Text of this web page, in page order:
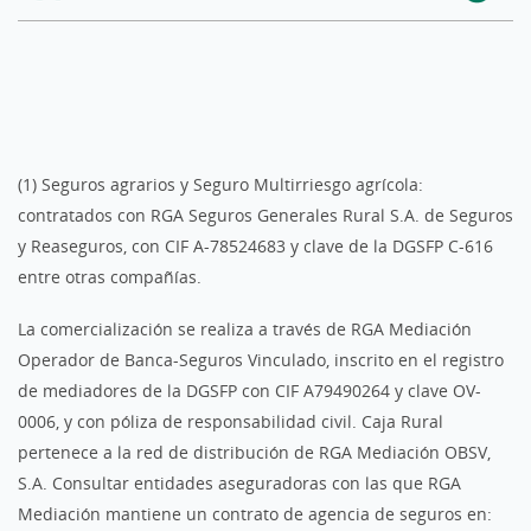
desde esta cuenta?
¿Puedo integrar mis cobros con mi
¿Qué documentación necesito?
(1) Seguros agrarios y Seguro Multirriesgo agrícola:
contratados con RGA Seguros Generales Rural S.A. de Seguros
y Reaseguros, con CIF A-78524683 y clave de la DGSFP C-616
entre otras compañías.
La comercialización se realiza a través de RGA Mediación
Operador de Banca-Seguros Vinculado, inscrito en el registro
de mediadores de la DGSFP con CIF A79490264 y clave OV-
0006, y con póliza de responsabilidad civil. Caja Rural
pertenece a la red de distribución de RGA Mediación OBSV,
S.A. Consultar entidades aseguradoras con las que RGA
Mediación mantiene un contrato de agencia de seguros en: